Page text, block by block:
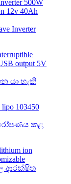
Inverter
යා හැකි
කළ
ආරක්ෂිත